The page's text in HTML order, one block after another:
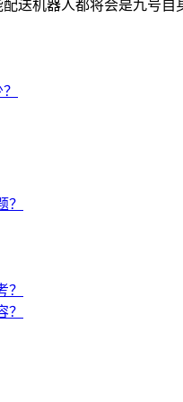
送机器人都将会是九号自